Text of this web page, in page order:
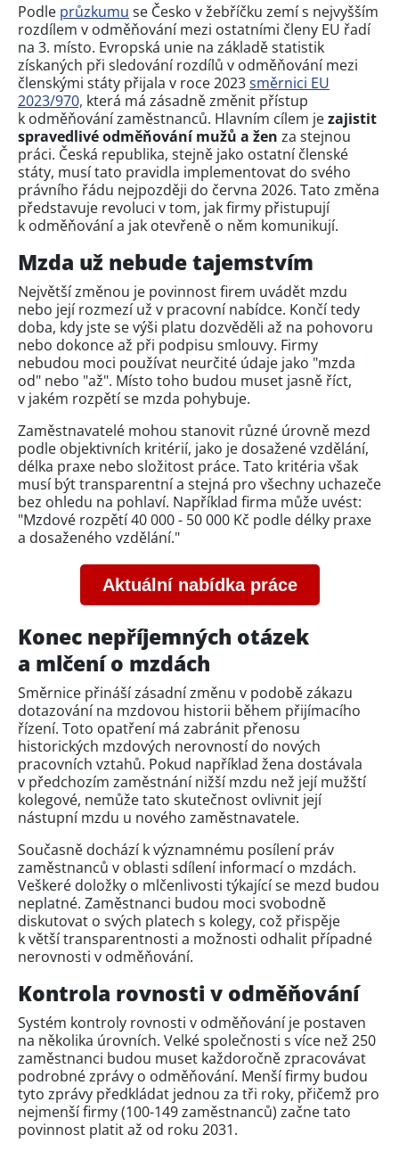
Podle průzkumu se Česko v žebříčku zemí s nejvyšším
rozdílem v odměňování mezi ostatními členy EU řadí
na 3. místo. Evropská unie na základě statistik
získaných při sledování rozdílů v odměňování mezi
členskými státy přijala v roce 2023směrnici EU
2023/970, která má zásadně změnit přístup
k odměňování zaměstnanců. Hlavním cílem jezajistit
spravedlivé odměňování mužů a žen za stejnou
práci. Česká republika, stejně jako ostatní členské
státy, musí tato pravidla implementovat do svého
právního řádu nejpozději do června 2026. Tato změna
představuje revoluci v tom, jak firmy přistupují
k odměňování a jak otevřeně o něm komunikují.
Mzda už nebude tajemstvím
Největší změnou je povinnost firem uvádět mzdu
nebo její rozmezí už v pracovní nabídce. Končí tedy
doba, kdy jste se výši platu dozvěděli až na pohovoru
nebo dokonce až při podpisu smlouvy. Firmy
nebudou moci používat neurčité údaje jako "mzda
od" nebo "až". Místo toho budou muset jasně říct,
v jakém rozpětí se mzda pohybuje.
Zaměstnavatelé mohou stanovit různé úrovně mezd
podle objektivních kritérií, jako je dosažené vzdělání,
délka praxe nebo složitost práce. Tato kritéria však
musí být transparentní a stejná pro všechny uchazeče
bez ohledu na pohlaví. Například firma může uvést:
"Mzdové rozpětí 40 000 - 50 000 Kč podle délky praxe
a dosaženého vzdělání."
Aktuální nabídka práce
Konec nepříjemných otázek
a mlčení o mzdách
Směrnice přináší zásadní změnu v podobě zákazu
dotazování na mzdovou historii během přijímacího
řízení. Toto opatření má zabránit přenosu
historických mzdových nerovností do nových
pracovních vztahů. Pokud například žena dostávala
v předchozím zaměstnání nižší mzdu než její mužští
kolegové, nemůže tato skutečnost ovlivnit její
nástupní mzdu u nového zaměstnavatele.
Současně dochází k významnému posílení práv
zaměstnanců v oblasti sdílení informací o mzdách.
Veškeré doložky o mlčenlivosti týkající se mezd budou
neplatné. Zaměstnanci budou moci svobodně
diskutovat o svých platech s kolegy, což přispěje
k větší transparentnosti a možnosti odhalit případné
nerovnosti v odměňování.
Kontrola rovnosti v odměňování
Systém kontroly rovnosti v odměňování je postaven
na několika úrovních. Velké společnosti s více než 250
zaměstnanci budou muset každoročně zpracovávat
podrobné zprávy o odměňování. Menší firmy budou
tyto zprávy předkládat jednou za tři roky, přičemž pro
nejmenší firmy (100-149 zaměstnanců) začne tato
povinnost platit až od roku 2031.